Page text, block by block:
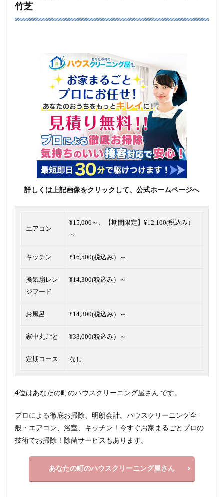
竹芝
詳しくは上記画像をクリックして、公式ホームページへ
エアコン
¥15,000～、【期間限定】¥12,100(税込み）
～
キッチン ¥16,500(税込み）～
換気扇レン
ジフード
¥14,300(税込み）～
お風呂 ¥14,300(税込み）～
家中丸ごと ¥33,000(税込み）～
定期コース なし
4位はあなたの町のハウスクリーニング屋さん です。
プロによる徹底お掃除、明朗会計。ハウスクリーニング全
般・エアコン、浴室、キッチン！今すぐお家まるごとプロの
技術でお掃除！除菌サービスもあります。
あなたの町のハウスクリーニング屋さん